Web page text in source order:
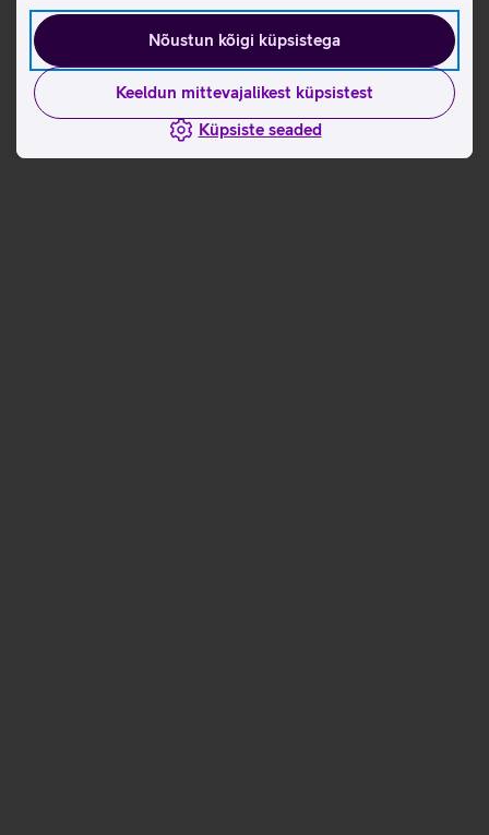
Nõustun kõigi küpsistega
Keeldun mittevajalikest küpsistest
Küpsiste seaded